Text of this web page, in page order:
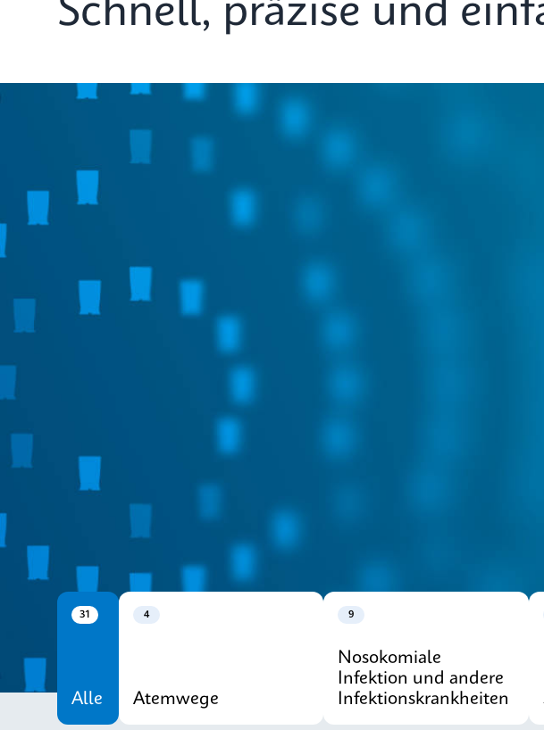
Schnell, präzise und
CE-IVD
Xpert® Menü
31
Alle
4
Atemwege
9
Nosokomiale
Infektion und andere
Infektionskrankheiten